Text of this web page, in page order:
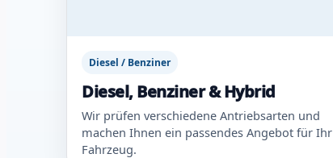
Diesel / Benziner
Diesel, Benziner & Hybrid
Wir prüfen verschiedene Antriebsarten und
machen Ihnen ein passendes Angebot für Ihr
Fahrzeug.